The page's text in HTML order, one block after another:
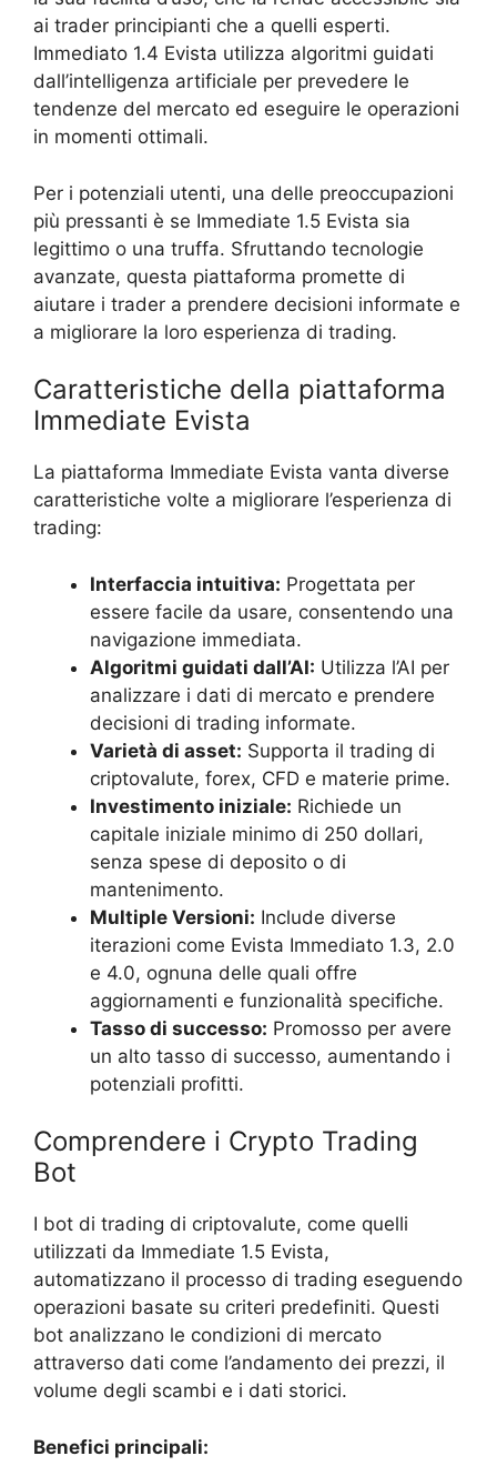
ai trader principianti che a quelli esperti.
Immediato 1.4 Evista utilizza algoritmi guidati
dall’intelligenza artificiale per prevedere le
tendenze del mercato ed eseguire le operazioni
in momenti ottimali.
Per i potenziali utenti, una delle preoccupazioni
più pressanti è se Immediate 1.5 Evista sia
legittimo o una truffa. Sfruttando tecnologie
avanzate, questa piattaforma promette di
aiutare i trader a prendere decisioni informate e
a migliorare la loro esperienza di trading.
Caratteristiche della piattaforma
Immediate Evista
La piattaforma Immediate Evista vanta diverse
caratteristiche volte a migliorare l’esperienza di
trading:
Interfaccia intuitiva: Progettata per
essere facile da usare, consentendo una
navigazione immediata.
Algoritmi guidati dall’AI: Utilizza l’AI per
analizzare i dati di mercato e prendere
decisioni di trading informate.
Varietà di asset: Supporta il trading di
criptovalute, forex, CFD e materie prime.
Investimento iniziale: Richiede un
capitale iniziale minimo di 250 dollari,
senza spese di deposito o di
mantenimento.
Multiple Versioni: Include diverse
iterazioni come Evista Immediato 1.3, 2.0
e 4.0, ognuna delle quali offre
aggiornamenti e funzionalità specifiche.
Tasso di successo: Promosso per avere
un alto tasso di successo, aumentando i
potenziali profitti.
Comprendere i Crypto Trading
Bot
I bot di trading di criptovalute, come quelli
utilizzati da Immediate 1.5 Evista,
automatizzano il processo di trading eseguendo
operazioni basate su criteri predefiniti. Questi
bot analizzano le condizioni di mercato
attraverso dati come l’andamento dei prezzi, il
volume degli scambi e i dati storici.
Benefici principali: